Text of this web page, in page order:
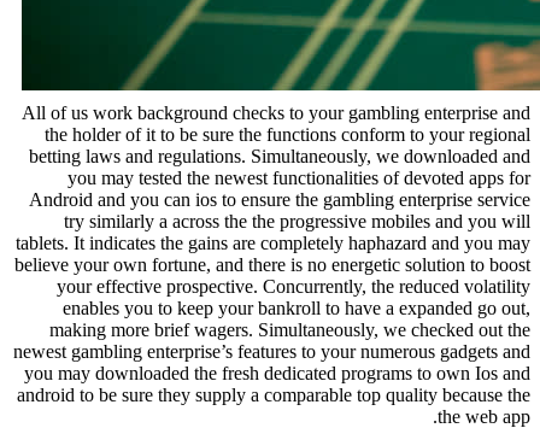
All of us work background checks to your gambling
the holder of it to be sure the functions conform to
betting laws and regulations. Simultaneously, we
you may tested the newest functionalities of
Android and you can ios to ensure the gambling
try similarly a across the the progressive mobiles
tablets. It indicates the gains are completely haphazard and
believe your own fortune, and there is no energetic
your effective prospective. Concurrently, the
enables you to keep your bankroll to have a
making more brief wagers. Simultaneously, we
newest gambling enterprise’s features to your numerous
you may downloaded the fresh dedicated programs to
android to be sure they supply a comparable top quality
the